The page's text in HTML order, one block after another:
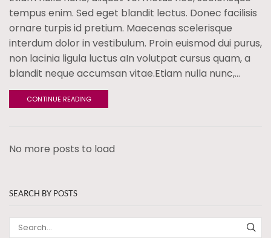
tempus enim. Sed eget blandit lectus. Donec facilisis
ornare turpis id pretium. Maecenas scelerisque
interdum dolor in vestibulum. Proin euismod dui purus,
non lacinia ligula luctus aIn volutpat cursus quam, a
blandit neque accumsan vitae.Etiam nulla nunc,...
CONTINUE READING
No more posts to load
SEARCH BY POSTS